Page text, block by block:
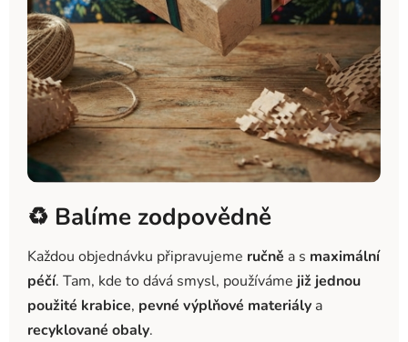
♻️ Balíme zodpovědně
Každou objednávku připravujeme ručně a s maximální
péčí. Tam, kde to dává smysl, používáme již jednou
použité krabice, pevné výplňové materiály a
recyklované obaly.